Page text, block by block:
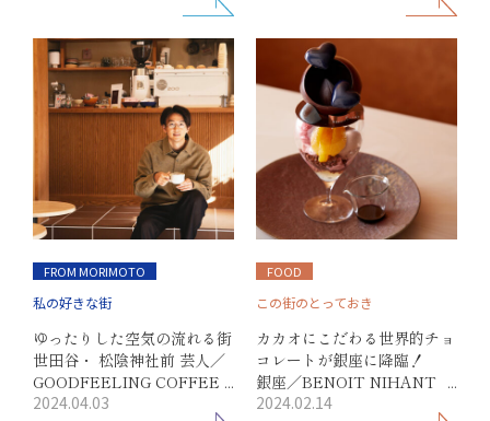
FROM MORIMOTO
私の好きな街
ゆったりした空気の流れる街
世田谷・ 松陰神社前 芸人／
GOODFEELING COFFEE
オーナー 石井ブレンドさん
2024.04.03
FOOD
この街のとっておき
カカオにこだわる世界的チョ
コレートが銀座に降臨！
銀座／BENOIT NIHANT
GINZA
2024.02.14